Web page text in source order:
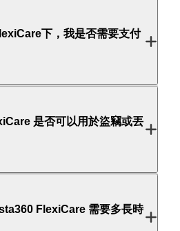
下，我是否需要支付
是否可以用於盜竊或丟
FlexiCare 需要多長時